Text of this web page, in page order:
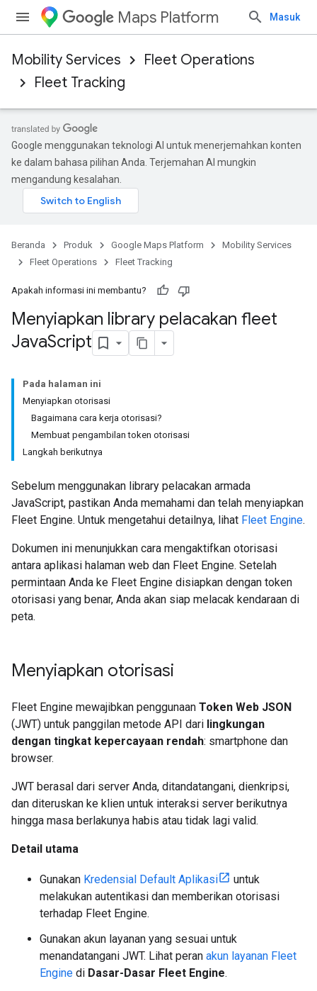
Maps Platform Masuk
Mobility Services
Fleet Operations
Fleet Tracking
Google menggunakan teknologi AI untuk menerjemahkan konten
ke dalam bahasa pilihan Anda. Terjemahan AI mungkin
mengandung kesalahan.
Beranda Produk Google Maps Platform
Mobility Services
Fleet Operations
Fleet Tracking
Apakah informasi ini membantu?
Menyiapkan library pelacakan fleet
JavaScript
Pada halaman ini
Menyiapkan otorisasi
Bagaimana cara kerja otorisasi?
Membuat pengambilan token otorisasi
Langkah berikutnya
Sebelum menggunakan library pelacakan armada
JavaScript, pastikan Anda memahami dan telah menyiapkan
Fleet Engine. Untuk mengetahui detailnya, lihat Fleet Engine.
Dokumen ini menunjukkan cara mengaktifkan otorisasi
antara aplikasi halaman web dan Fleet Engine. Setelah
permintaan Anda ke Fleet Engine disiapkan dengan token
otorisasi yang benar, Anda akan siap melacak kendaraan di
peta.
Menyiapkan otorisasi
Fleet Engine mewajibkan penggunaan Token Web JSON
(JWT) untuk panggilan metode API dari lingkungan
dengan tingkat kepercayaan rendah: smartphone dan
browser.
JWT berasal dari server Anda, ditandatangani, dienkripsi,
dan diteruskan ke klien untuk interaksi server berikutnya
hingga masa berlakunya habis atau tidak lagi valid.
Detail utama
Gunakan Kredensial Default Aplikasi
untuk
melakukan autentikasi dan memberikan otorisasi
terhadap Fleet Engine.
Gunakan akun layanan yang sesuai untuk
menandatangani JWT. Lihat peran akun layanan Fleet
Engine di Dasar-Dasar Fleet Engine.